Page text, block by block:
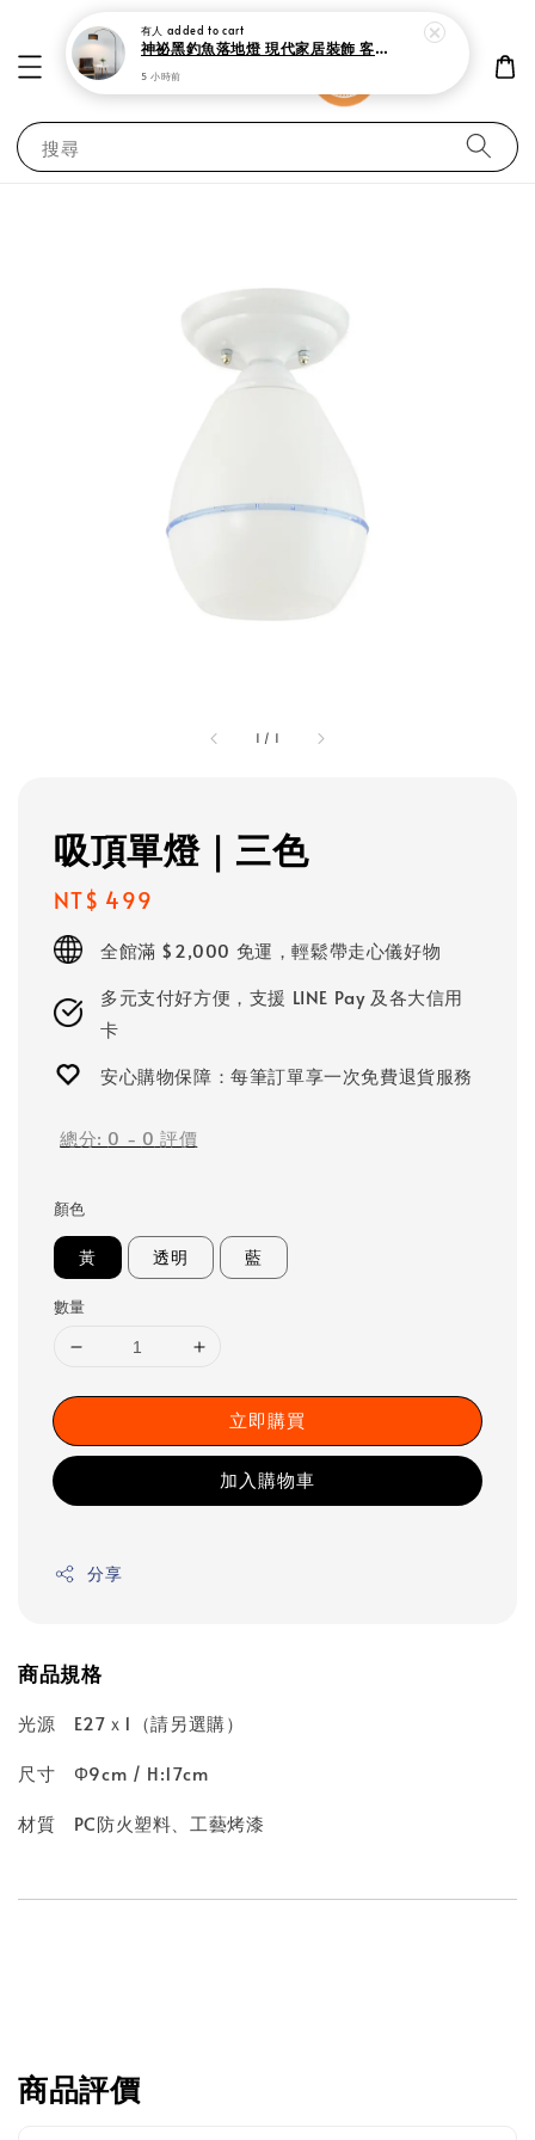
搜尋
1 / 1
吸頂單燈｜三色
Regular
price
NT$ 499
全館滿 $2,000 免運，輕鬆帶走心儀好物
多元支付好方便，支援 LINE Pay 及各大信用
卡
安心購物保障：每筆訂單享一次免費退貨服務
總分: 0 - 0 評價
顏色
黃 透明 藍
數量
立即購買
加入購物車
分享
商品規格
光源 E27ｘ1（請另選購）
尺寸 Φ9cm / H:17cm
材質 PC防火塑料、工藝烤漆
商品評價
有人 added to cart
神祕黑釣魚落地燈 現代家居裝飾 客廳 書房與臥室立燈
5 小時前